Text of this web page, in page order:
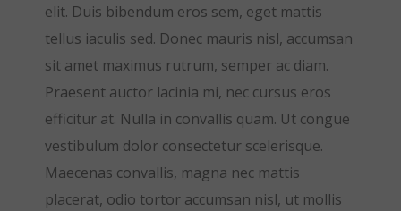
elit. Duis bibendum eros sem, eget mattis
tellus iaculis sed. Donec mauris nisl, accumsan
sit amet maximus rutrum, semper ac diam.
Praesent auctor lacinia mi, nec cursus eros
efficitur at. Nulla in convallis quam. Ut congue
vestibulum dolor consectetur scelerisque.
Maecenas convallis, magna nec mattis
placerat, odio tortor accumsan nisl, ut mollis